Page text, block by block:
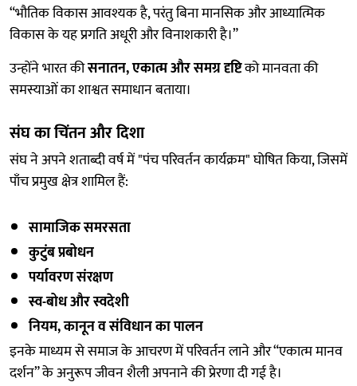
“भौतिक विकास आवश्यक है, परंतु बिना मानसिक और आध्यात्मिक
विकास के यह प्रगति अधूरी और विनाशकारी है।”
उन्होंने भारत कीसनातन, एकात्म और समग्र दृष्टिको मानवता की
समस्याओं का शाश्वत समाधान बताया।
संघ का चिंतन और दिशा
संघ ने अपने शताब्दी वर्ष में "पंच परिवर्तन कार्यक्रम" घोषित किया, जिसमें
पाँच प्रमुख क्षेत्र शामिल हैं:
सामाजिक समरसता
कुटुंब प्रबोधन
पर्यावरण संरक्षण
स्व-बोध और स्वदेशी
नियम, कानून व संविधान का पालन
इनके माध्यम से समाज के आचरण में परिवर्तन लाने और “एकात्म मानव
दर्शन” के अनुरूप जीवन शैली अपनाने की प्रेरणा दी गई है।